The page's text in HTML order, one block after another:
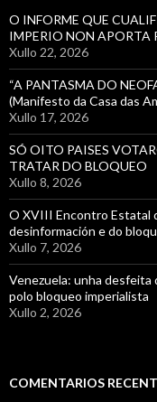
O INFORME QUE
IMPERIO NON APORTA
Xullo 22, 2026
“A PANTASMA DO
(Manifesto da Casa das
Xullo 17, 2026
SÓ OITO PAISES
TRATAR DO BLOQUEO
Xullo 8, 2026
O XVIII Encontro Estatal
desinformación e do
Xullo 7, 2026
Venezuela: unha desfeita
polo bloqueo imperialista
Xullo 2, 2026
COMENTARIOS